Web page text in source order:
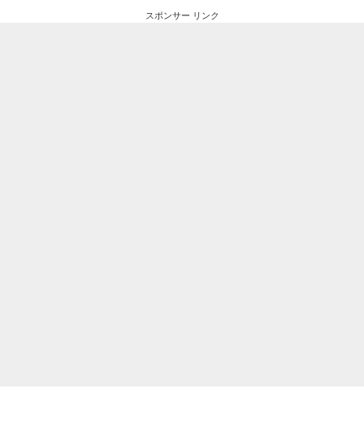
スポンサー リンク